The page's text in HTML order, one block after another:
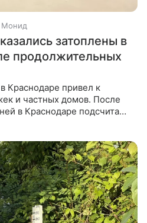
Монид
затоплены в
продолжительных
Краснодаре привел к
и частных домов. После
в Краснодаре подсчитали